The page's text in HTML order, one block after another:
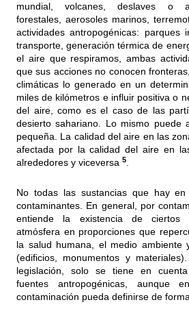
mundial, volcanes, deslaves o
forestales, aerosoles marinos,
actividades antropogénicas: parques
transporte, generación térmica de
el aire que respiramos, ambas
que sus acciones no conocen
climáticas lo generado en un
miles de kilómetros e influir positiva o
del aire, como es el caso de las
desierto sahariano. Lo mismo puede
pequeña. La calidad del aire en las
afectada por la calidad del aire en
alrededores y viceversa 5.
No todas las sustancias que hay
contaminantes. En general, por
entiende la existencia de ciertos
atmósfera en proporciones que
la salud humana, el medio ambiente
(edificios, monumentos y
legislación, solo se tiene en
fuentes antropogénicas, aunque
contaminación pueda definirse de